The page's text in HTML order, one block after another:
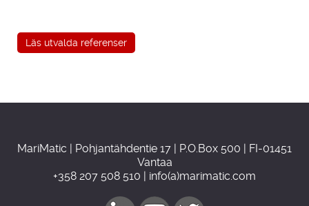
Läs utvalda referenser
MariMatic | Pohjantähdentie 17 | P.O.Box 500 | FI-01451
Vantaa
+358 207 508 510 | info(a)marimatic.com